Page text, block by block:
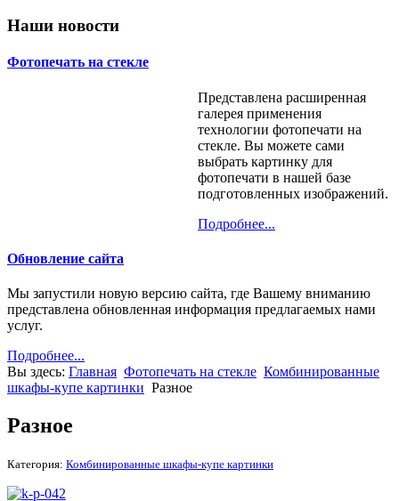
Природа
Небо
Цветы
Наши новости
Фотопечать на стекле
Представлена расширенная
галерея применения
технологии фотопечати на
стекле. Вы можете сами
выбрать картинку для
фотопечати в нашей базе
подготовленных изображений.
Подробнее...
Обновление сайта
Мы запустили новую версию сайта, где Вашему вниманию
представлена обновленная информация предлагаемых нами
услуг.
Подробнее...
Вы здесь: Главная Фотопечать на стекле Комбинированные
шкафы-купе картинки Разное
Разное
Категория: Комбинированные шкафы-купе картинки